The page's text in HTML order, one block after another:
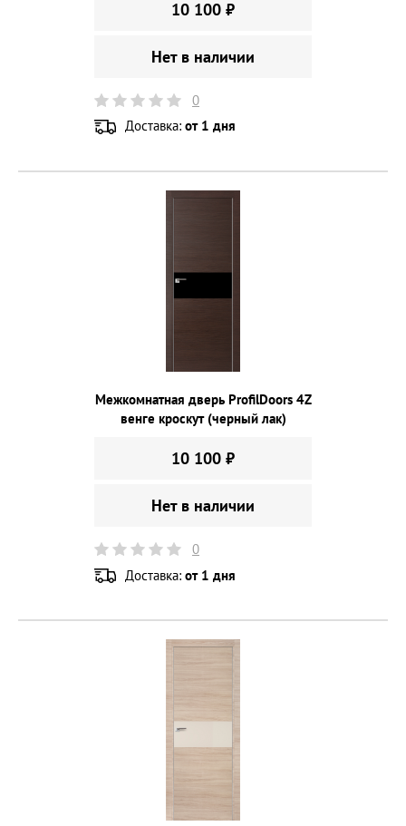
10 100 ₽
Нет в наличии
0
Доставка: от 1 дня
Межкомнатная дверь ProfilDoors 4Z
венге кроскут (черный лак)
10 100 ₽
Нет в наличии
0
Доставка: от 1 дня